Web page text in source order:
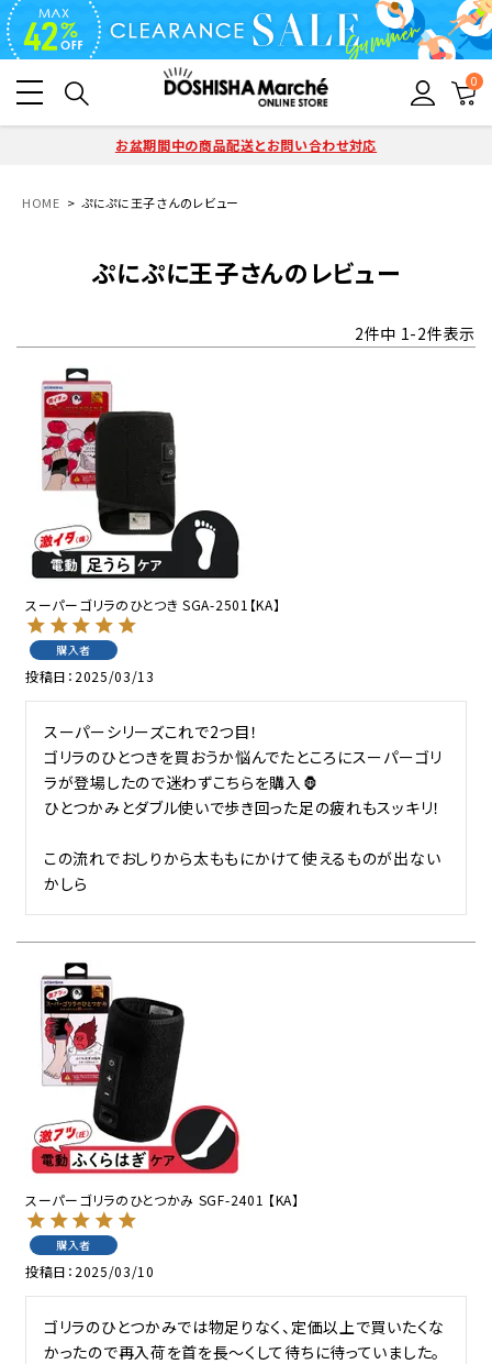
0
お盆期間中の商品配送とお問い合わせ対応
HOME ぷにぷに王子さんのレビュー
ぷにぷに王子さんのレビュー
2件中 1-2件表示
スーパーゴリラのひとつき SGA-2501【KA】
購入者
投稿日 2025/03/13
スーパーシリーズこれで2つ目！
ゴリラのひとつきを買おうか悩んでたところにスーパーゴリ
ラが登場したので迷わずこちらを購入🦍
ひとつかみとダブル使いで歩き回った足の疲れもスッキリ！
この流れでおしりから太ももにかけて使えるものが出ない
かしら
スーパーゴリラのひとつかみ SGF-2401 【KA】
購入者
投稿日 2025/03/10
ゴリラのひとつかみでは物足りなく、定価以上で買いたくな
かったので再入荷を首を長〜くして待ちに待っていました。